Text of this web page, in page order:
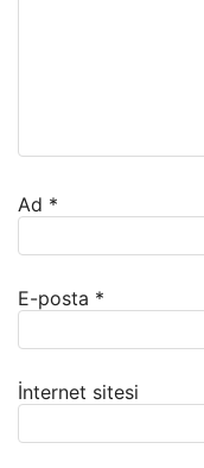
Ad *
E-posta *
İnternet sitesi